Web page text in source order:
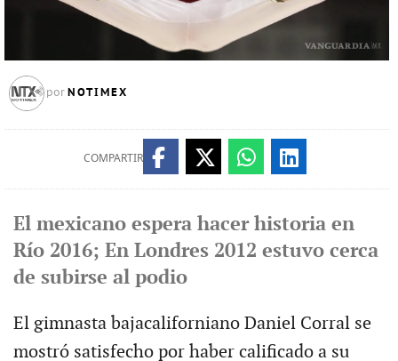
por NOTIMEX
COMPARTIR
El mexicano espera hacer historia en
Río 2016; En Londres 2012 estuvo cerca
de subirse al podio
El gimnasta bajacaliforniano Daniel Corral se
mostró satisfecho por haber calificado a su